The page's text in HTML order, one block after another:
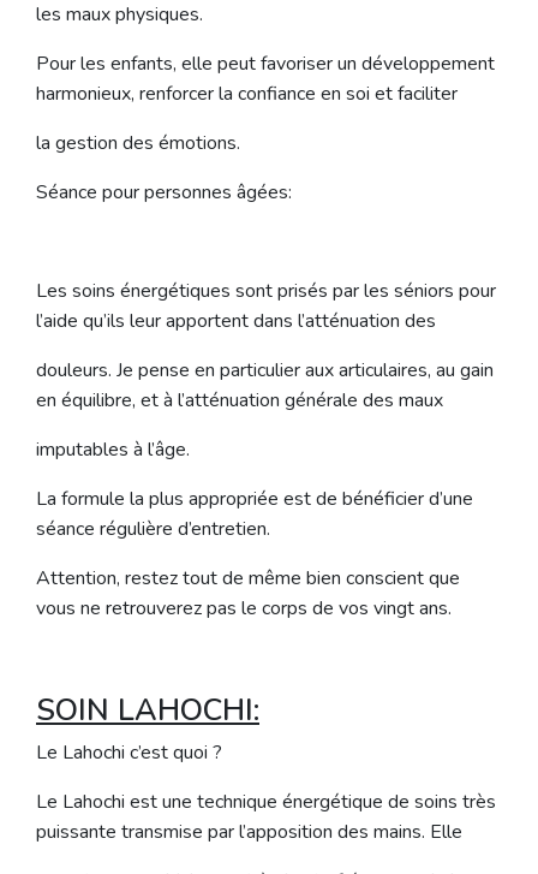
les maux physiques.
Pour les enfants, elle peut favoriser un développement
harmonieux, renforcer la confiance en soi et faciliter
la gestion des émotions.
Séance pour personnes âgées:
Les soins énergétiques sont prisés par les séniors pour
l’aide qu’ils leur apportent dans l’atténuation des
douleurs. Je pense en particulier aux articulaires, au gain
en équilibre, et à l’atténuation générale des maux
imputables à l’âge.
La formule la plus appropriée est de bénéficier d’une
séance régulière d’entretien.
Attention, restez tout de même bien conscient que
vous ne retrouverez pas le corps de vos vingt ans.
SOIN LAHOCHI:
Le Lahochi c’est quoi ?
Le Lahochi est une technique énergétique de soins très
puissante transmise par l’apposition des mains. Elle